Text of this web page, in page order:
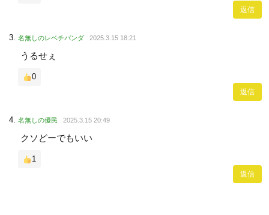
返信
名無しのレベチパンダ 2025.3.15 18:21
うるせぇ
0
返信
名無しの優民 2025.3.15 20:49
クソどーでもいい
1
返信